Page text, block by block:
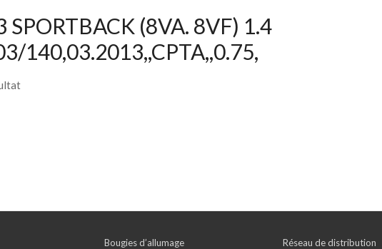
SPORTBACK (8VA. 8VF) 1.4
140,03.2013,,CPTA,,0.75,
Bougies d’allumage
Réseau de distribution